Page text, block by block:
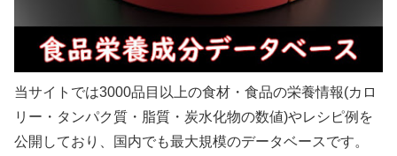
当サイトでは3000品目以上の食材・食品の栄養情報(カロ
リー・タンパク質・脂質・炭水化物の数値)やレシピ例を
公開しており、国内でも最大規模のデータベースです。